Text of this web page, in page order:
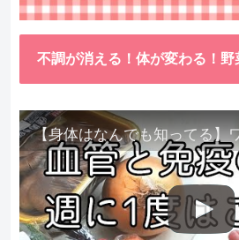
不調が消える！体が変わる！野